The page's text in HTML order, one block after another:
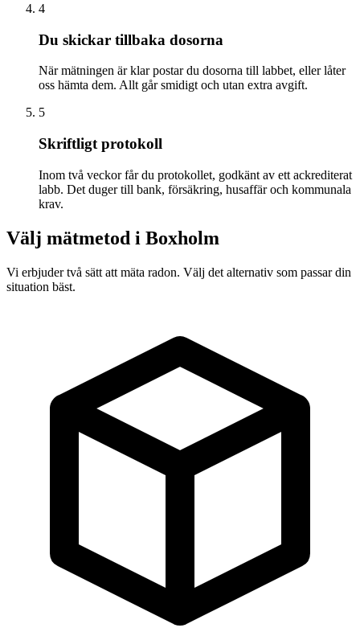
4
Du skickar tillbaka dosorna
När mätningen är klar postar du dosorna till labbet, eller låter
oss hämta dem. Allt går smidigt och utan extra avgift.
5
Skriftligt protokoll
Inom två veckor får du protokollet, godkänt av ett ackrediterat
labb. Det duger till bank, försäkring, husaffär och kommunala
krav.
Välj mätmetod i Boxholm
Vi erbjuder två sätt att mäta radon. Välj det alternativ som passar din
situation bäst.